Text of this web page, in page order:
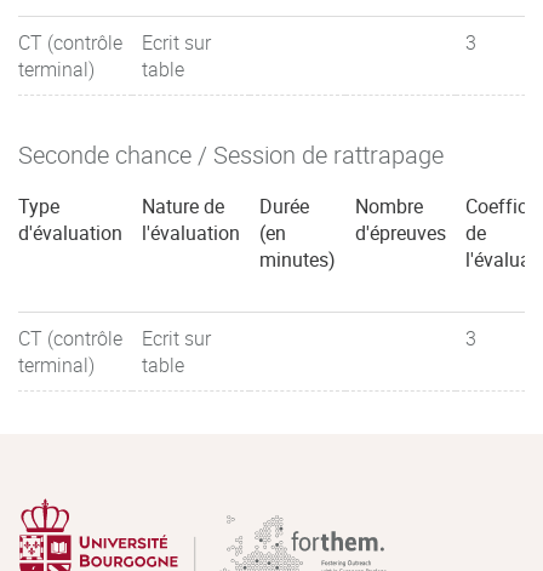
CT (contrôle
terminal)
Ecrit sur
table
3
Seconde chance / Session de rattrapage
Type
d'évaluation
Nature de
l'évaluation
Durée
(en
minutes)
Nombre
d'épreuves
de
CT (contrôle
terminal)
Ecrit sur
table
3